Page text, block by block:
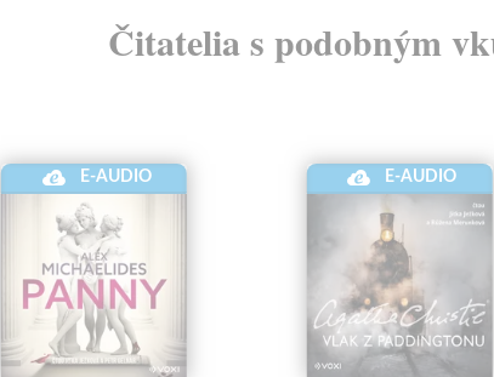
Čitatelia s podobným
E-AUDIO E-AUDIO